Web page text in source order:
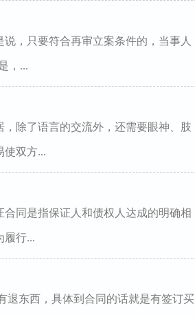
，只要符合再审立案条件的，当事人
，...
除了语言的交流外，还需要眼神、肢
使双方...
同是指保证人和债权人达成的明确相
履行...
退东西，具体到合同的话就是有签订买